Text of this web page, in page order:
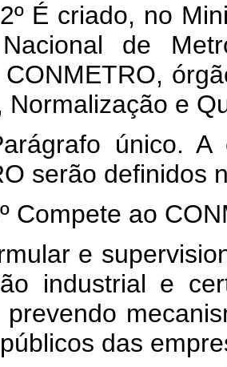
É criado, no
de
Normalização e
único. A
serão definidos
Compete ao
e
industrial e
prevendo
das